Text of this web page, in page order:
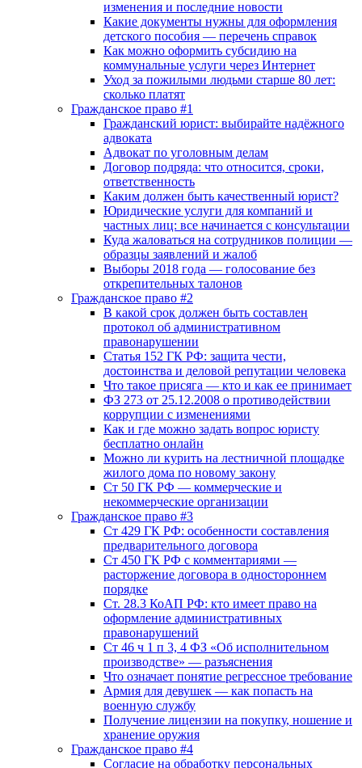
изменения и последние новости
Какие документы нужны для оформления
детского пособия — перечень справок
Как можно оформить субсидию на
коммунальные услуги через Интернет
Уход за пожилыми людьми старше 80 лет:
сколько платят
Гражданское право #1
Гражданский юрист: выбирайте надёжного
адвоката
Адвокат по уголовным делам
Договор подряда: что относится, сроки,
ответственность
Каким должен быть качественный юрист?
Юридические услуги для компаний и
частных лиц: все начинается с консультации
Куда жаловаться на сотрудников полиции —
образцы заявлений и жалоб
Выборы 2018 года — голосование без
открепительных талонов
Гражданское право #2
В какой срок должен быть составлен
протокол об административном
правонарушении
Статья 152 ГК РФ: защита чести,
достоинства и деловой репутации человека
Что такое присяга — кто и как ее принимает
ФЗ 273 от 25.12.2008 о противодействии
коррупции с изменениями
Как и где можно задать вопрос юристу
бесплатно онлайн
Можно ли курить на лестничной площадке
жилого дома по новому закону
Ст 50 ГК РФ — коммерческие и
некоммерческие организации
Гражданское право #3
Ст 429 ГК РФ: особенности составления
предварительного договора
Ст 450 ГК РФ с комментариями —
расторжение договора в одностороннем
порядке
Ст. 28.3 КоАП РФ: кто имеет право на
оформление административных
правонарушений
Ст 46 ч 1 п 3, 4 ФЗ «Об исполнительном
производстве» — разъяснения
Что означает понятие регрессное требование
Армия для девушек — как попасть на
военную службу
Получение лицензии на покупку, ношение и
хранение оружия
Гражданское право #4
Согласие на обработку персональных